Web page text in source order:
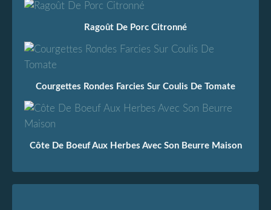
Ragoût De Porc Citronné
Courgettes Rondes Farcies Sur Coulis De Tomate
Côte De Boeuf Aux Herbes Avec Son Beurre Maison